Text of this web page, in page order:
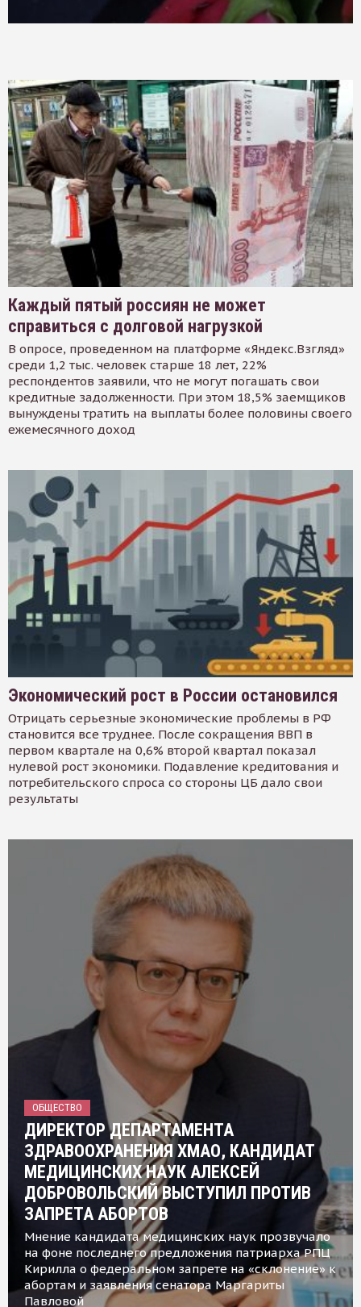
Каждый пятый россиян не может
справиться с долговой нагрузкой
В опросе, проведенном на платформе «Яндекс.Взгляд»
среди 1,2 тыс. человек старше 18 лет, 22%
респондентов заявили, что не могут погашать свои
кредитные задолженности. При этом 18,5% заемщиков
вынуждены тратить на выплаты более половины своего
ежемесячного доход
Экономический рост в России остановился
Отрицать серьезные экономические проблемы в РФ
становится все труднее. После сокращения ВВП в
первом квартале на 0,6% второй квартал показал
нулевой рост экономики. Подавление кредитования и
потребительского спроса со стороны ЦБ дало свои
результаты
ОБЩЕСТВО
ДИРЕКТОР ДЕПАРТАМЕНТА
ЗДРАВООХРАНЕНИЯ ХМАО, КАНДИДАТ
МЕДИЦИНСКИХ НАУК АЛЕКСЕЙ
ДОБРОВОЛЬСКИЙ ВЫСТУПИЛ ПРОТИВ
ЗАПРЕТА АБОРТОВ
Мнение кандидата медицинских наук прозвучало
на фоне последнего предложения патриарха РПЦ
Кирилла о федеральном запрете на «склонение» к
абортам и заявления сенатора Маргариты
Павловой